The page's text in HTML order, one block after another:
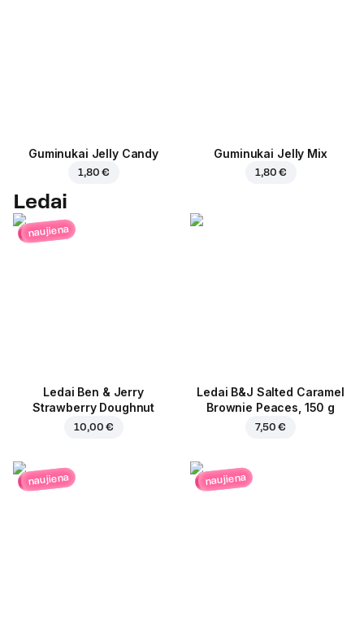
Guminukai Jelly Candy
1,80 €
Guminukai Jelly Mix
1,80 €
Ledai
naujiena
Ledai Ben & Jerry
Strawberry Doughnut
10,00 €
Ledai B&J Salted Caramel
Brownie Peaces, 150 g
7,50 €
naujiena naujiena